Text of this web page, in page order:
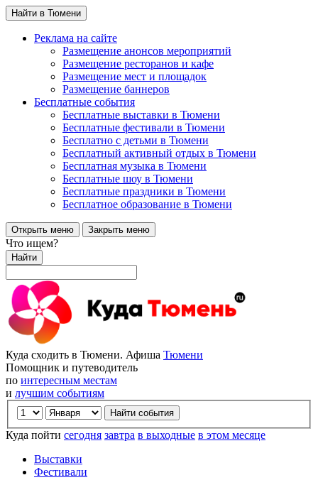
Найти в Тюмени
Реклама на сайте
Размещение анонсов мероприятий
Размещение ресторанов и кафе
Размещение мест и площадок
Размещение баннеров
Бесплатные события
Бесплатные выставки в Тюмени
Бесплатные фестивали в Тюмени
Бесплатно с детьми в Тюмени
Бесплатный активный отдых в Тюмени
Бесплатная музыка в Тюмени
Бесплатные шоу в Тюмени
Бесплатные праздники в Тюмени
Бесплатное образование в Тюмени
Открыть меню Закрыть меню
Что ищем?
Найти
Куда сходить в Тюмени. Афиша Тюмени
Помощник и путеводитель
по интересным местам
и лучшим событиям
Куда пойти сегодня завтра в выходные в этом месяце
Выставки
Фестивали